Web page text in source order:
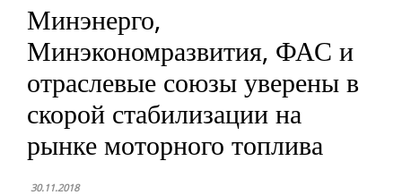
Минэнерго,
Минэкономразвития, ФАС и
отраслевые союзы уверены в
скорой стабилизации на
рынке моторного топлива
30.11.2018